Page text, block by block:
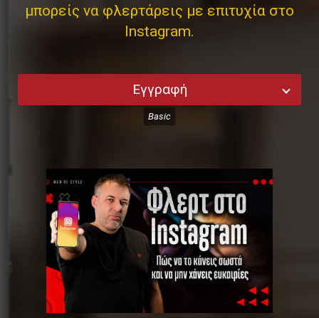
μπορείς να φλερτάρεις με επιτυχία στο
Instagram.
Εγγραφή
Basic